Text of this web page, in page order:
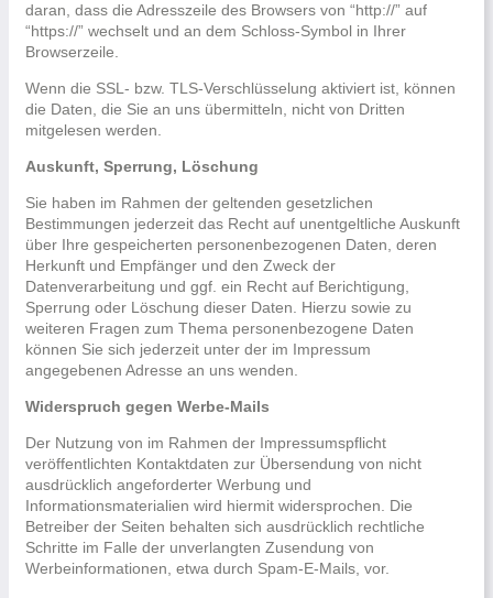
daran, dass die Adresszeile des Browsers von “http://” auf
“https://” wechselt und an dem Schloss-Symbol in Ihrer
Browserzeile.
Wenn die SSL- bzw. TLS-Verschlüsselung aktiviert ist, können
die Daten, die Sie an uns übermitteln, nicht von Dritten
mitgelesen werden.
Auskunft, Sperrung, Löschung
Sie haben im Rahmen der geltenden gesetzlichen
Bestimmungen jederzeit das Recht auf unentgeltliche Auskunft
über Ihre gespeicherten personenbezogenen Daten, deren
Herkunft und Empfänger und den Zweck der
Datenverarbeitung und ggf. ein Recht auf Berichtigung,
Sperrung oder Löschung dieser Daten. Hierzu sowie zu
weiteren Fragen zum Thema personenbezogene Daten
können Sie sich jederzeit unter der im Impressum
angegebenen Adresse an uns wenden.
Widerspruch gegen Werbe-Mails
Der Nutzung von im Rahmen der Impressumspflicht
veröffentlichten Kontaktdaten zur Übersendung von nicht
ausdrücklich angeforderter Werbung und
Informationsmaterialien wird hiermit widersprochen. Die
Betreiber der Seiten behalten sich ausdrücklich rechtliche
Schritte im Falle der unverlangten Zusendung von
Werbeinformationen, etwa durch Spam-E-Mails, vor.